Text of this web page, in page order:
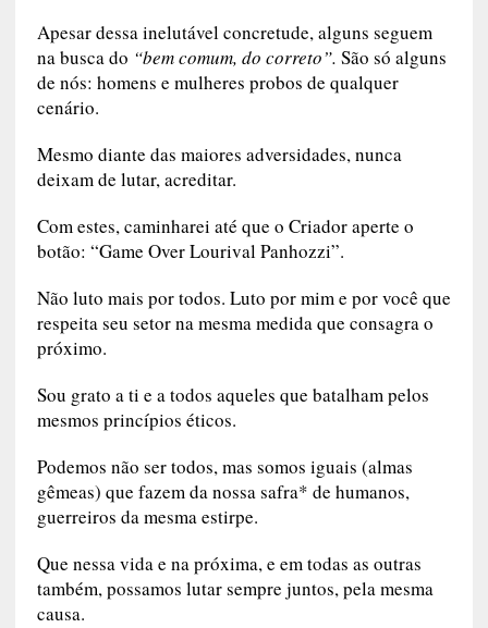
Apesar dessa inelutável concretude, alguns seguem
na busca do “bem comum, do correto”. São só alguns
de nós: homens e mulheres probos de qualquer
cenário.
Mesmo diante das maiores adversidades, nunca
deixam de lutar, acreditar.
Com estes, caminharei até que o Criador aperte o
botão: “Game Over Lourival Panhozzi”.
Não luto mais por todos. Luto por mim e por você que
respeita seu setor na mesma medida que consagra o
próximo.
Sou grato a ti e a todos aqueles que batalham pelos
mesmos princípios éticos.
Podemos não ser todos, mas somos iguais (almas
gêmeas) que fazem da nossa safra* de humanos,
guerreiros da mesma estirpe.
Que nessa vida e na próxima, e em todas as outras
também, possamos lutar sempre juntos, pela mesma
causa.